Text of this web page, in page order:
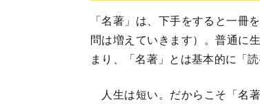
「名著」は、下手をすると一冊
問は増えていきます）。普通に
まり、「名著」とは基本的に「
人生は短い。だからこそ「名